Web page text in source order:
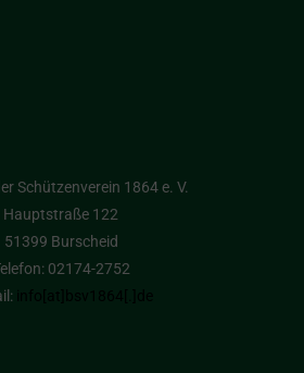
Schützenverein 1864 e. V.
Hauptstraße 122
51399 Burscheid
02174-2752
info[at]bsv1864[.]de